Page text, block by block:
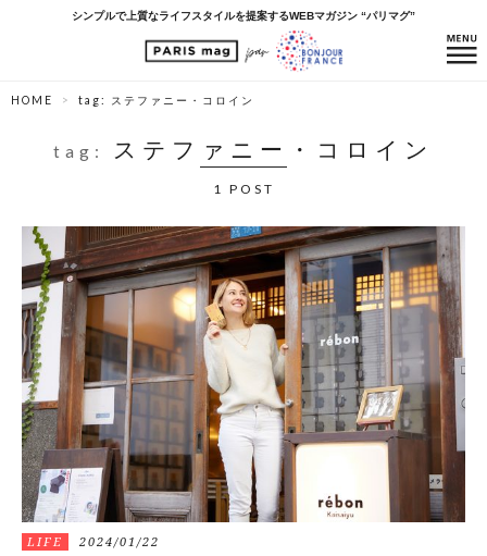
シンプルで上質なライフスタイルを提案するWEBマガジン “パリマグ”
HOME tag: ステファニー・コロイン
tag: ステファニー・コロイン
1 POST
LIFE 2024/01/22